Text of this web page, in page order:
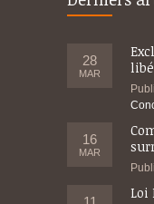
28
MAR
16
MAR
Loi